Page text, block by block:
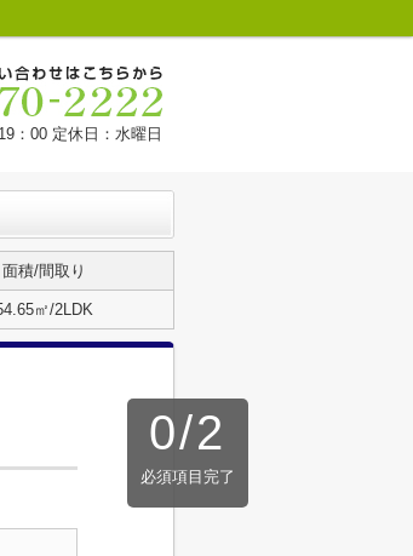
：00 定休日：水曜日
面積/間取り
㎡/2LDK
0/2
必須項目完了